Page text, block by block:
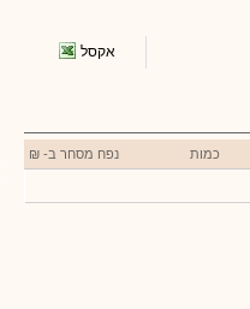
אקסל
כמות נפח מסחר ב- ₪